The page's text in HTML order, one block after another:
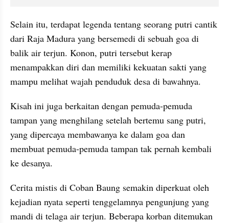
Selain itu, terdapat legenda tentang seorang putri cantik
dari Raja Madura yang bersemedi di sebuah goa di
balik air terjun. Konon, putri tersebut kerap
menampakkan diri dan memiliki kekuatan sakti yang
mampu melihat wajah penduduk desa di bawahnya.
Kisah ini juga berkaitan dengan pemuda-pemuda
tampan yang menghilang setelah bertemu sang putri,
yang dipercaya membawanya ke dalam goa dan
membuat pemuda-pemuda tampan tak pernah kembali
ke desanya.
Cerita mistis di Coban Baung semakin diperkuat oleh
kejadian nyata seperti tenggelamnya pengunjung yang
mandi di telaga air terjun. Beberapa korban ditemukan